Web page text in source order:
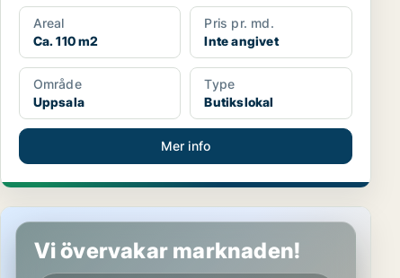
Areal
Ca. 110 m2
Pris pr. md.
Inte angivet
Område
Uppsala
Type
Butikslokal
Mer info
Butikslokal i Uppsala
Vi övervakar marknaden!